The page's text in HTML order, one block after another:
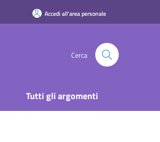
Accedi all'area personale
Cerca
Tutti gli argomenti